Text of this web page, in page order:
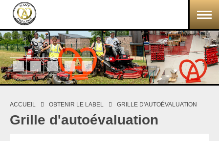
Aller au contenu principal
Vous êtes ici
ACCUEIL OBTENIR LE LABEL GRILLE D'AUTOÉVALUATION
Grille d'autoévaluation